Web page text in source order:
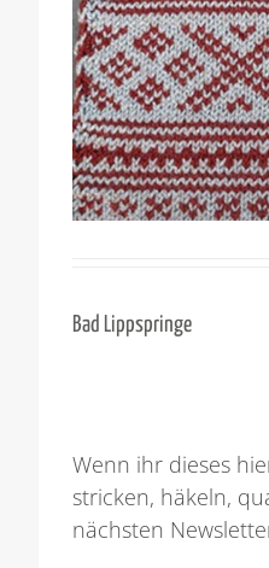
Bad Lippspringe
Wenn ihr dieses
stricken, häkeln,
nächsten